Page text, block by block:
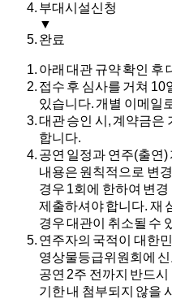
부대시설신청
▼
완료
아래 대관 규약 확인 후
접수 후 심사를 거쳐 10
있습니다. 개별 이메일
대관 승인 시, 계약금은
합니다.
공연 일정과 연주(출연)
내용은 원칙적으로 변
경우 1회에 한하여 변
제출하셔야 합니다. 재
경우 대관이 취소될 수
연주자의 국적이 대한
영상물등급위원회에
공연 2주 전까지 반드
기한 내 첨부되지 않을